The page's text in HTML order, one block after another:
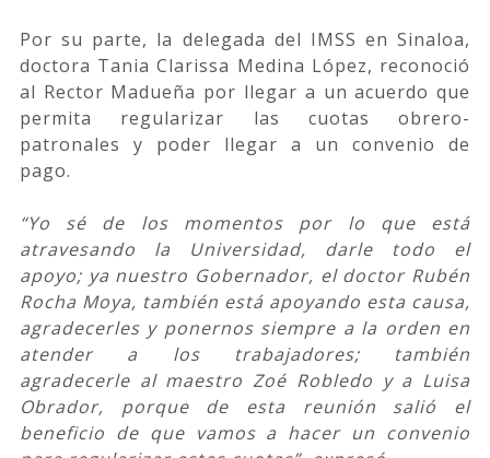
Por su parte, la delegada del IMSS en Sinaloa,
doctora Tania Clarissa Medina López, reconoció
al Rector Madueña por llegar a un acuerdo que
permita regularizar las cuotas obrero-
patronales y poder llegar a un convenio de
pago.
“Yo sé de los momentos por lo que está
atravesando la Universidad, darle todo el
apoyo; ya nuestro Gobernador, el doctor Rubén
Rocha Moya, también está apoyando esta causa,
agradecerles y ponernos siempre a la orden en
atender a los trabajadores; también
agradecerle al maestro Zoé Robledo y a Luisa
Obrador, porque de esta reunión salió el
beneficio de que vamos a hacer un convenio